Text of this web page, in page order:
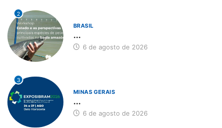
2
BRASIL
...
6 de agosto de 2026
3
MINAS GERAIS
...
6 de agosto de 2026